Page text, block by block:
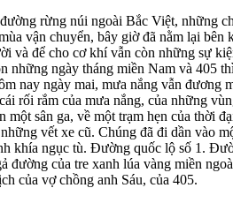
rừng núi ngoài Bắc Việt, những
vận chuyển, bây giờ đã nằm lại
và để cho cơ khí vẫn còn những sự
những ngày tháng miền Nam và 405
nay ngày mai, mưa nắng vẫn đương
rối rắm của mưa nắng, của những
một sân ga, về một trạm hẹn của thời
vết xe cũ. Chúng đã đi dần vào
khía ngục tù. Đường quốc lộ số 1.
đường của tre xanh lúa vàng miền
của vợ chồng anh Sáu, của 405.